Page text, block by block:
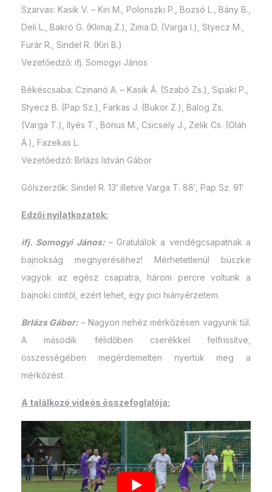
Szarvas: Kasik V. – Kiri M., Polonszki P., Bozsó L., Bány B.,
Deli L., Bakró G. (Klimaj Z.), Zima D. (Varga I.), Styecz M.,
Furár R., Sindel R. (Kiri B.)
Vezetőedző: ifj. Somogyi János
Békéscsaba: Czinanó A. – Kasik Á. (Szabó Zs.), Sipaki P.,
Styecz B. (Pap Sz.), Farkas J. (Bukor Z.), Balog Zs.
(Varga T.), Ilyés T., Bónus M., Csicsely J., Zelik Cs. (Oláh
Á.), Fazekas L.
Vezetőedző: Brlázs István Gábor
Gólszerzők: Sindel R. 13′ illetve Varga T. 88′, Pap Sz. 91′
Edzői nyilatkozatok:
ifj. Somogyi János:– Gratulálok a vendégcsapatnak a
bajnokság megnyeréséhez! Mérhetetlenül büszke
vagyok az egész csapatra, három percre voltunk a
bajnoki címtől, ezért lehet, egy pici hiányérzetem.
Brlázs Gábor: – Nagyon nehéz mérkőzésen vagyunk túl.
A második félidőben cserékkel felfrissítve,
összességében megérdemelten nyertük meg a
mérkőzést.
A találkozó videós összefoglalója: